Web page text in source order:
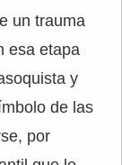
un trauma
esa etapa
y
de las
por